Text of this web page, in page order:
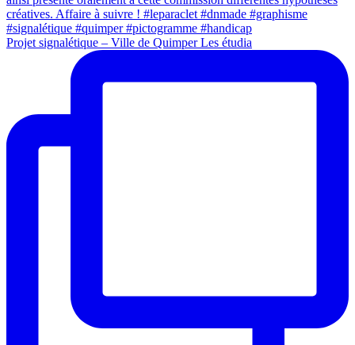
Projet signalétique – Ville de Quimper Les étudia